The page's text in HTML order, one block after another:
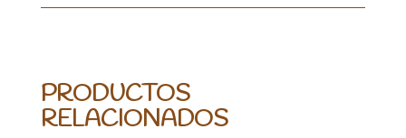
PRODUCTOS
RELACIONADOS